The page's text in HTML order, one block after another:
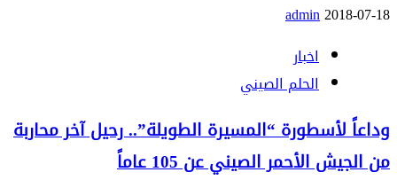
2018-07-18
admin
اخبار
الحلم الصيني
وداعاً لأسطورة “المسيرة الطويلة”.. رحيل آخر محاربة
من الجيش الأحمر الصيني عن 105 عاماً